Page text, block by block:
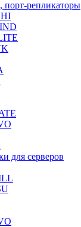
порт-репликаторы
для серверов